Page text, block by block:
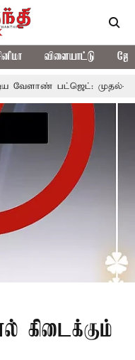
விளையாட்டு
முதல்-அமைச்சர் விஜய்
கிடைக்கும்